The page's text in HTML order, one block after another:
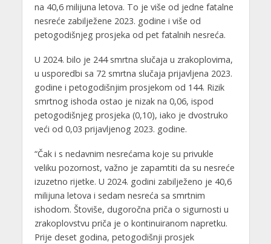
na 40,6 milijuna letova. To je više od jedne fatalne
nesreće zabilježene 2023. godine i više od
petogodišnjeg prosjeka od pet fatalnih nesreća.
U 2024. bilo je 244 smrtna slučaja u zrakoplovima,
u usporedbi sa 72 smrtna slučaja prijavljena 2023.
godine i petogodišnjim prosjekom od 144. Rizik
smrtnog ishoda ostao je nizak na 0,06, ispod
petogodišnjeg prosjeka (0,10), iako je dvostruko
veći od 0,03 prijavljenog 2023. godine.
“Čak i s nedavnim nesrećama koje su privukle
veliku pozornost, važno je zapamtiti da su nesreće
izuzetno rijetke. U 2024. godini zabilježeno je 40,6
milijuna letova i sedam nesreća sa smrtnim
ishodom. Štoviše, dugoročna priča o sigurnosti u
zrakoplovstvu priča je o kontinuiranom napretku.
Prije deset godina, petogodišnji prosjek